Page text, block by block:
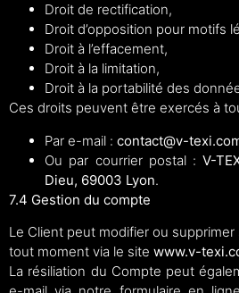
Droit de rectification,
Droit d’opposition pour motifs
Droit à l’effacement,
Droit à la limitation,
Droit à la portabilité des
Ces droits peuvent être exercés à
Par e-mail : contact@v-
Ou par courrier postal :V-
Dieu, 69003 Lyon.
7.4 Gestion du compte
Le Client peut modifier ou
tout moment via le site www.v-
La résiliation du Compte peut